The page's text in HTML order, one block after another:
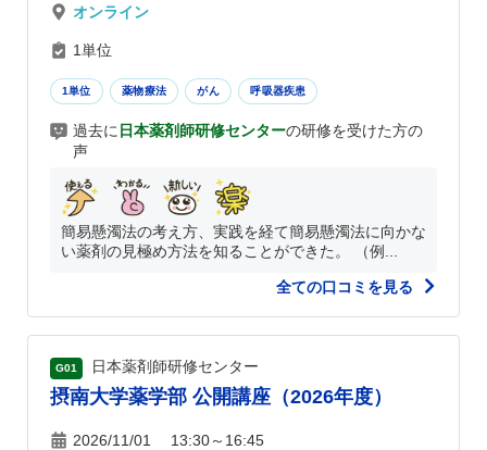
オンライン
1単位
1単位 薬物療法 がん 呼吸器疾患
過去に 日本薬剤師研修センターの研修を受けた方の
声
簡易懸濁法の考え方、実践を経て簡易懸濁法に向かな
い薬剤の見極め方法を知ることができた。 （例...
全ての口コミを見る
G01 日本薬剤師研修センター
摂南大学薬学部 公開講座（2026年度）
2026/11/01 13:30～16:45